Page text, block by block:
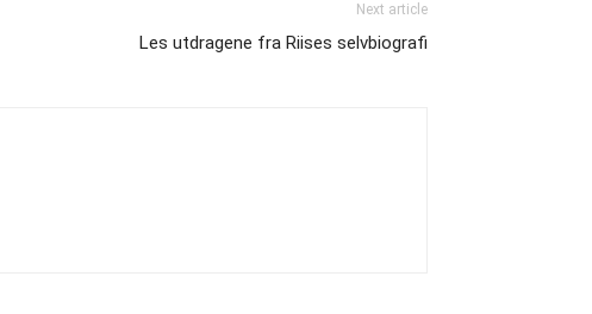
Next article
Les utdragene fra Riises selvbiografi